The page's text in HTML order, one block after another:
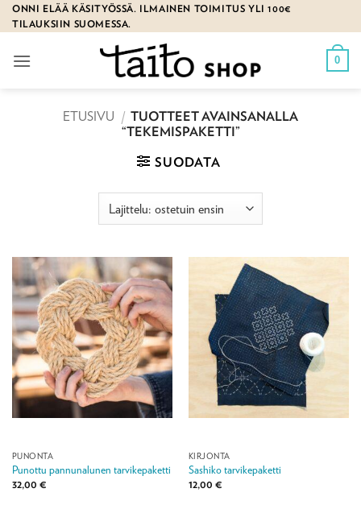
Skip
to
ONNI ELÄÄ KÄSITYÖSSÄ. ILMAINEN TOIMITUS YLI 100€
TILAUKSIIN SUOMESSA.
0
ETUSIVU / TUOTTEET AVAINSANALLA
“TEKEMISPAKETTI”
SUODATA
PUNONTA
Punottu pannunalunen tarvikepaketti
32,00 €
KIRJONTA
Sashiko tarvikepaketti
12,00 €